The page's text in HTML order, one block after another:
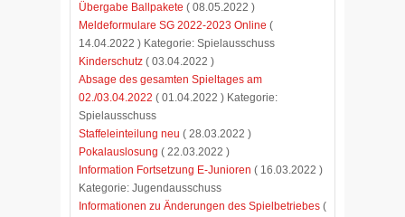
Übergabe Ballpakete ( 08.05.2022 )
Meldeformulare SG 2022-2023 Online (
14.04.2022 ) Kategorie: Spielausschuss
Kinderschutz ( 03.04.2022 )
Absage des gesamten Spieltages am
02./03.04.2022 ( 01.04.2022 ) Kategorie:
Spielausschuss
Staffeleinteilung neu ( 28.03.2022 )
Pokalauslosung ( 22.03.2022 )
Information Fortsetzung E-Junioren ( 16.03.2022 )
Kategorie: Jugendausschuss
Informationen zu Änderungen des Spielbetriebes (